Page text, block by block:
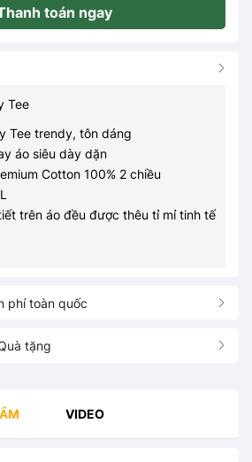
toán ngay
Tee
Tee trendy, tôn dáng
áo siêu dày dặn
Cotton 100% 2 chiều
trên áo đều được thêu tỉ mỉ tinh tế
phí toàn quốc
tặng
VIDEO